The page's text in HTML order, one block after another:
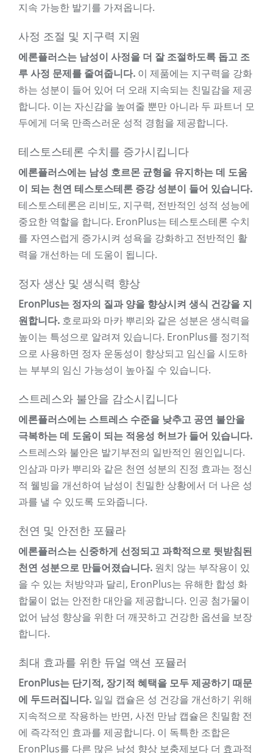
지속 가능한 발기를 가져옵니다.
사정 조절 및 지구력 지원
에론플러스는 남성이 사정을 더 잘 조절하도록 돕고 조
루 사정 문제를 줄여줍니다. 이 제품에는 지구력을 강화
하는 성분이 들어 있어 더 오래 지속되는 친밀감을 제공
합니다. 이는 자신감을 높여줄 뿐만 아니라 두 파트너 모
두에게 더욱 만족스러운 성적 경험을 제공합니다.
테스토스테론 수치를 증가시킵니다
에론플러스에는 남성 호르몬 균형을 유지하는 데 도움
이 되는 천연 테스토스테론 증강 성분이 들어 있습니다.
테스토스테론은 리비도, 지구력, 전반적인 성적 성능에
중요한 역할을 합니다. EronPlus는 테스토스테론 수치
를 자연스럽게 증가시켜 성욕을 강화하고 전반적인 활
력을 개선하는 데 도움이 됩니다.
정자 생산 및 생식력 향상
EronPlus는 정자의 질과 양을 향상시켜 생식 건강을 지
원합니다. 호로파와 마카 뿌리와 같은 성분은 생식력을
높이는 특성으로 알려져 있습니다. EronPlus를 정기적
으로 사용하면 정자 운동성이 향상되고 임신을 시도하
는 부부의 임신 가능성이 높아질 수 있습니다.
스트레스와 불안을 감소시킵니다
에론플러스에는 스트레스 수준을 낮추고 공연 불안을
극복하는 데 도움이 되는 적응성 허브가 들어 있습니다.
스트레스와 불안은 발기부전의 일반적인 원인입니다.
인삼과 마카 뿌리와 같은 천연 성분의 진정 효과는 정신
적 웰빙을 개선하여 남성이 친밀한 상황에서 더 나은 성
과를 낼 수 있도록 도와줍니다.
천연 및 안전한 포뮬라
에론플러스는 신중하게 선정되고 과학적으로 뒷받침된
천연 성분으로 만들어졌습니다. 원치 않는 부작용이 있
을 수 있는 처방약과 달리, EronPlus는 유해한 합성 화
합물이 없는 안전한 대안을 제공합니다. 인공 첨가물이
없어 남성 향상을 위한 더 깨끗하고 건강한 옵션을 보장
합니다.
최대 효과를 위한 듀얼 액션 포뮬러
EronPlus는 단기적, 장기적 혜택을 모두 제공하기 때문
에 두드러집니다. 일일 캡슐은 성 건강을 개선하기 위해
지속적으로 작용하는 반면, 사전 만남 캡슐은 친밀함 전
에 즉각적인 효과를 제공합니다. 이 독특한 조합은
EronPlus를 다른 많은 남성 향상 보충제보다 더 효과적